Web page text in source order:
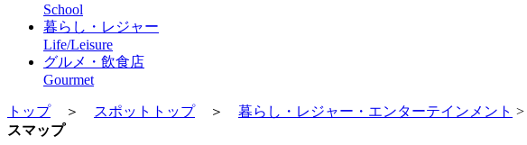
School
暮らし・レジャー
Life/Leisure
グルメ・飲食店
Gourmet
トップ＞ スポットトップ＞ 暮らし・レジャー・エンターテインメント >
スマップ